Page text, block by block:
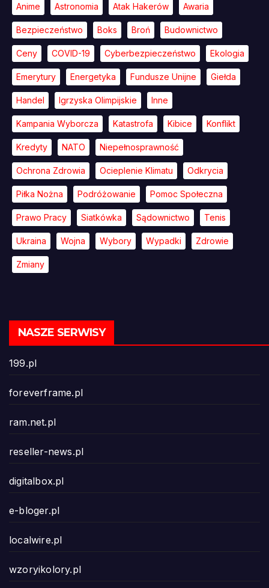
Anime Astronomia Atak Hakerów Awaria
Bezpieczeństwo Boks Broń Budownictwo
Ceny COVID-19 Cyberbezpieczeństwo Ekologia
Emerytury Energetyka Fundusze Unijne Giełda
Handel Igrzyska Olimpijskie Inne
Kampania Wyborcza Katastrofa Kibice Konflikt
Kredyty NATO Niepełnosprawność
Ochrona Zdrowia Ocieplenie Klimatu Odkrycia
Piłka Nożna Podróżowanie Pomoc Społeczna
Prawo Pracy Siatkówka Sądownictwo Tenis
Ukraina Wojna Wybory Wypadki Zdrowie
Zmiany
NASZE SERWISY
199.pl
foreverframe.pl
ram.net.pl
reseller-news.pl
digitalbox.pl
e-bloger.pl
localwire.pl
wzoryikolory.pl